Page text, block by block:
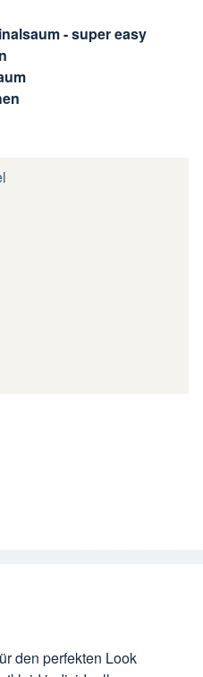
den perfekten Look
- super easy